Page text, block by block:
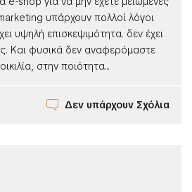
υπάρχουν πολλοί λόγοι
υψηλή επισκεψιμότητα. δεν έχει
Και φυσικά δεν αναφερόμαστε
στην ποιότητα...
Δεν υπάρχουν Σχόλια